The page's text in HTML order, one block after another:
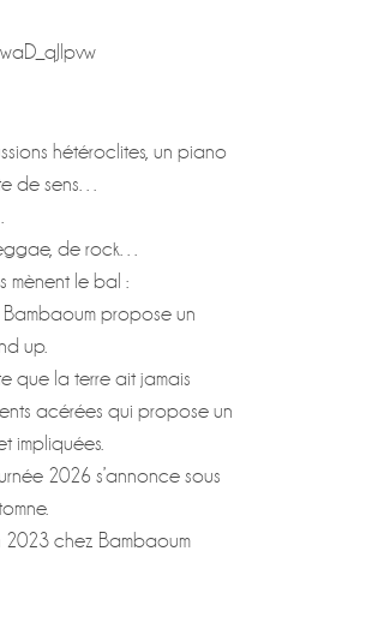
hétéroclites, un piano
de sens…
de rock…
mènent le bal :
propose un
up.
que la terre ait jamais
acérées qui propose un
impliquées.
2026 s’annonce sous
2023 chez Bambaoum